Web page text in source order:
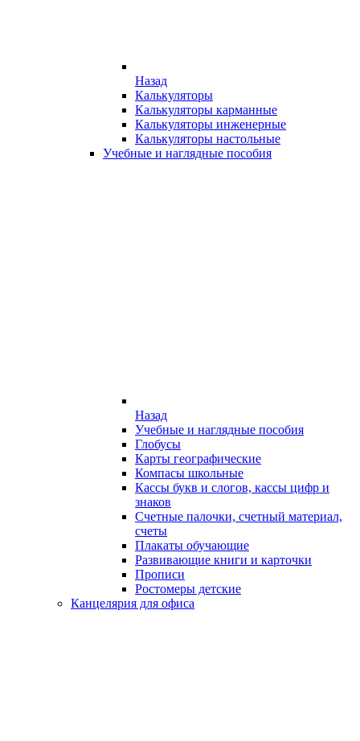
Назад
Калькуляторы
Калькуляторы карманные
Калькуляторы инженерные
Калькуляторы настольные
Учебные и наглядные пособия
Назад
Учебные и наглядные пособия
Глобусы
Карты географические
Компасы школьные
Кассы букв и слогов, кассы цифр и
знаков
Счетные палочки, счетный материал,
счеты
Плакаты обучающие
Развивающие книги и карточки
Прописи
Ростомеры детские
Канцелярия для офиса